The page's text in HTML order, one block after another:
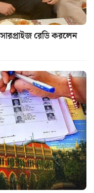
রেডি করলেন